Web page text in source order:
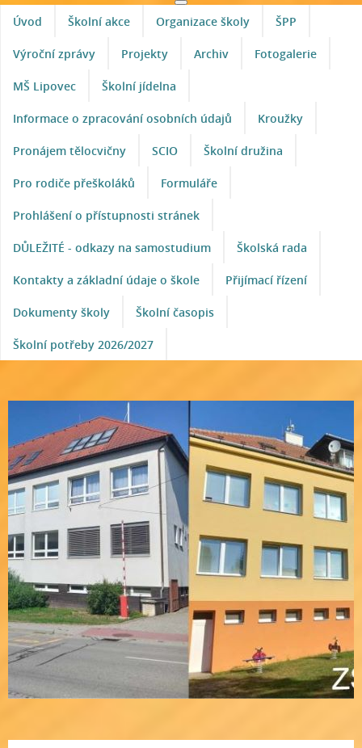
Úvod Školní akce Organizace školy ŠPP
Výroční zprávy Projekty Archiv Fotogalerie
MŠ Lipovec Školní jídelna
Informace o zpracování osobních údajů Kroužky
Pronájem tělocvičny SCIO Školní družina
Pro rodiče přeškoláků Formuláře
Prohlášení o přístupnosti stránek
DŮLEŽITÉ - odkazy na samostudium Školská rada
Kontakty a základní údaje o škole Přijímací řízení
Dokumenty školy Školní časopis
Školní potřeby 2026/2027